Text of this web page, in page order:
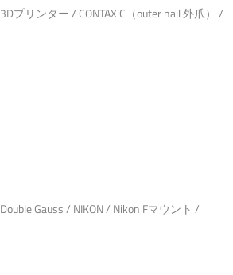
3Dプリンター/ CONTAX C（outer nail 外爪） /
Double Gauss/ NIKON/ Nikon Fマウント /